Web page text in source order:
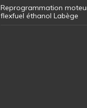
Reprogrammation
flexfuel éthanol Labège